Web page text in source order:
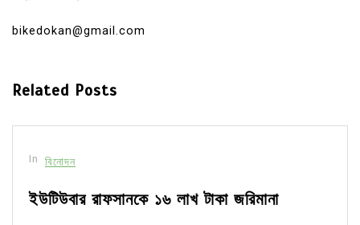
bikedokan@gmail.com
Related Posts
In বিনোদন
ইউটিউবার রাফসানকে ১৬ লাখ টাকা জরিমানা